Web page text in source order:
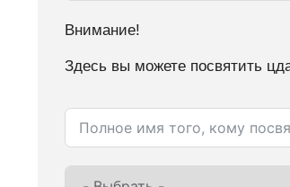
Внимание!
Здесь вы можете посвятить